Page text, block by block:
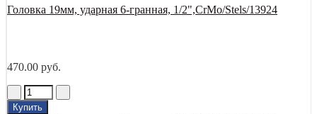
Головка 19мм, ударная 6-гранная, 1/2",CrMo/Stels/13924
470.00 руб.
Купить